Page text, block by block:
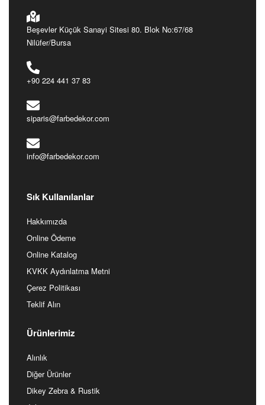
Beşevler Küçük Sanayi Sitesi 80. Blok No:67/68
Nilüfer/Bursa
+90 224 441 37 83
siparis@farbedekor.com
info@farbedekor.com
Sık Kullanılanlar
Hakkımızda
Online Ödeme
Online Katalog
KVKK Aydınlatma Metni
Çerez Politikası
Teklif Alın
Ürünlerimiz
Alınlık
Diğer Ürünler
Dikey Zebra & Rustik